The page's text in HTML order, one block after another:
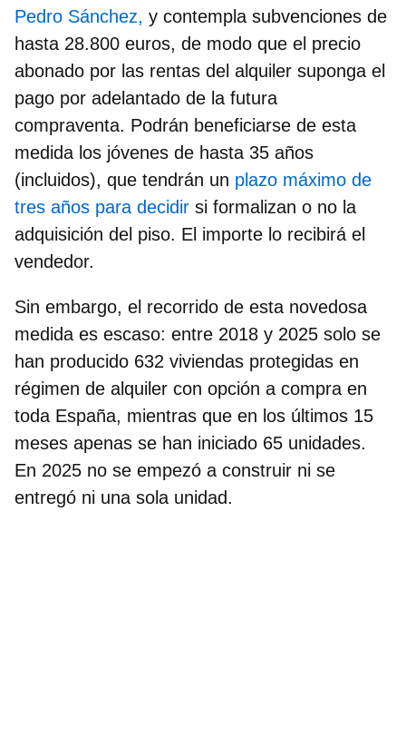
Pedro Sánchez, y contempla subvenciones de
hasta 28.800 euros, de modo que el precio
abonado por las rentas del alquiler suponga el
pago por adelantado de la futura
compraventa. Podrán beneficiarse de esta
medida los jóvenes de hasta 35 años
(incluidos), que tendrán un plazo máximo de
tres años para decidir si formalizan o no la
adquisición del piso. El importe lo recibirá el
vendedor.
Sin embargo, el recorrido de esta novedosa
medida es escaso: entre 2018 y 2025 solo se
han producido 632 viviendas protegidas en
régimen de alquiler con opción a compra en
toda España, mientras que en los últimos 15
meses apenas se han iniciado 65 unidades.
En 2025 no se empezó a construir ni se
entregó ni una sola unidad.